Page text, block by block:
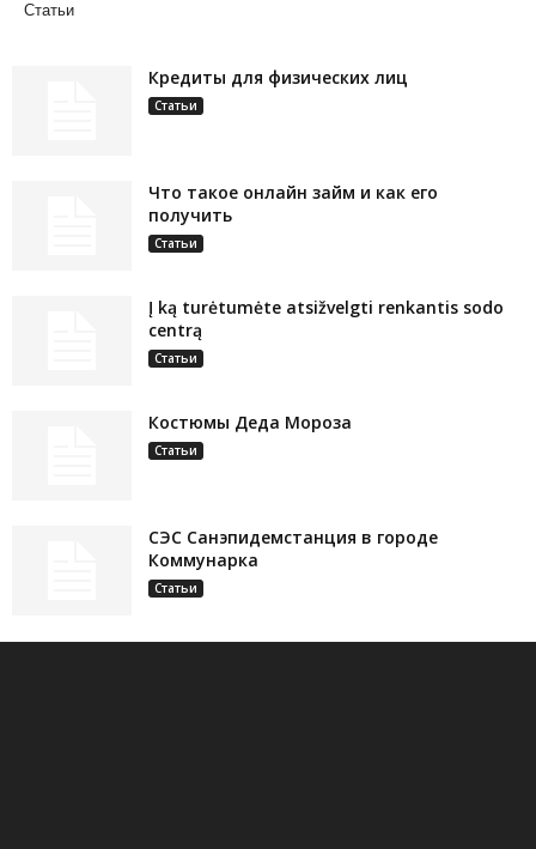
Статьи
Кредиты для физических лиц
Статьи
Что такое онлайн займ и как его
получить
Статьи
Į ką turėtumėte atsižvelgti renkantis sodo
centrą
Статьи
Костюмы Деда Мороза
Статьи
СЭС Санэпидемстанция в городе
Коммунарка
Статьи